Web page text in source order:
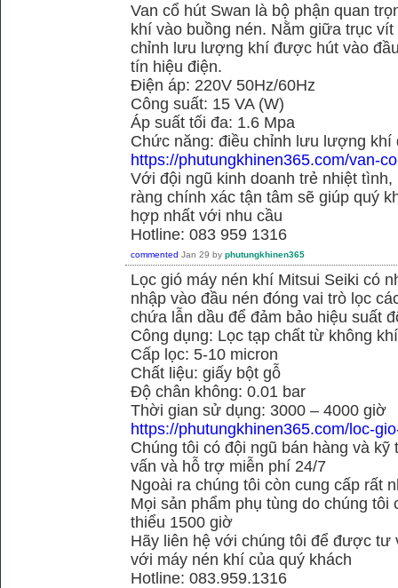
Van cổ hút Swan là bộ phận quan
khí vào buồng nén. Nằm giữa trục
chỉnh lưu lượng khí được hút vào
tín hiệu điện.
Điện áp: 220V 50Hz/60Hz
Công suất: 15 VA (W)
Áp suất tối đa: 1.6 Mpa
Chức năng: điều chỉnh lưu lượng khí
https://phutungkhinen365.com/van-
Với đội ngũ kinh doanh trẻ nhiệt
ràng chính xác tận tâm sẽ giúp quý
hợp nhất với nhu cầu
Hotline: 083 959 1316
commented Jan 29 by phutungkhinen365
Lọc gió máy nén khí Mitsui Seiki có
nhập vào đầu nén đóng vai trò lọc
chứa lẫn dầu để đảm bảo hiệu suất
Công dụng: Lọc tạp chất từ không
Cấp lọc: 5-10 micron
Chất liệu: giấy bột gỗ
Độ chân không: 0.01 bar
Thời gian sử dụng: 3000 – 4000 giờ
https://phutungkhinen365.com/loc-
Chúng tôi có đội ngũ bán hàng và
vấn và hỗ trợ miễn phí 24/7
Ngoài ra chúng tôi còn cung cấp rất
Mọi sản phẩm phụ tùng do chúng
thiểu 1500 giờ
Hãy liên hệ với chúng tôi để được tư
với máy nén khí của quý khách
Hotline: 083.959.1316